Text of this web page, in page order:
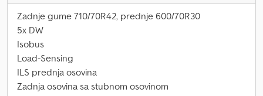
Zadnje gume 710/70R42, prednje 600/70R30
5x DW
Isobus
Load-Sensing
ILS prednja osovina
Zadnja osovina sa stubnom osovinom